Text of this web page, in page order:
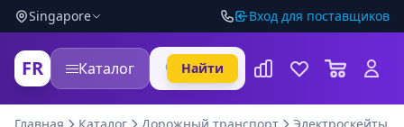
Singapore Вход для поставщиков
FR Каталог Найти